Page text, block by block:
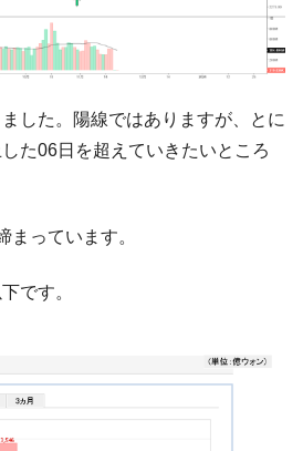
行』が「金の保有量を増やしま
ル入手」手段ではないのか？
取引量「1日当たり1,214.4億ド
の動きに強く左右される状態
領府ボンクラ政策室長が告発され
が鉄鋼輸出を異常増加させる ⇒ 中
む。
業「半導体絶好調」のウラで他業
した。陽線ではありますが、とに
た06日を超えていきたいところ
まっています。
です。